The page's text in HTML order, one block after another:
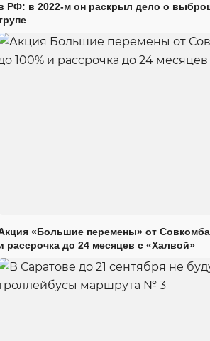
РФ: в 2022-м он раскрыл дело о
«Большие перемены» от
рассрочка до 24 месяцев с «Халвой»